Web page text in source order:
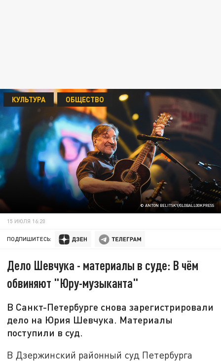
© ANTON BELITSKY/GLOBALLOOKPRESS
КУЛЬТУРА ОБЩЕСТВО
15 ИЮЛЯ 16:20
ПОДПИШИТЕСЬ:
Дело Шевчука - материалы в суде: В чём
обвиняют "Юру-музыканта"
В Санкт-Петербурге снова зарегистрировали
дело на Юрия Шевчука. Материалы
поступили в суд.
В Дзержинский районный суд Петербурга